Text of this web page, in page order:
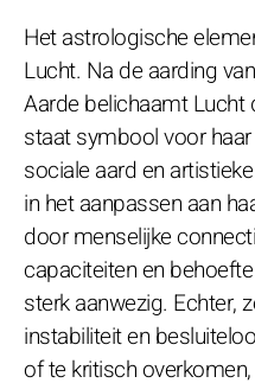
Het astrologische
Lucht. Na de aarding
Aarde belichaamt Lucht
staat symbool voor
sociale aard en
in het aanpassen aan
door menselijke
capaciteiten en
sterk aanwezig. Echter,
instabiliteit en
of te kritisch